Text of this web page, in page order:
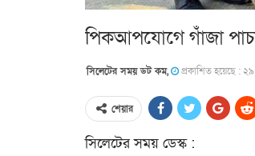
পিকআপযোগে গাঁজা
সিলেটের সময় ডট কম, প্রকাশিত হয়েছে :
শেয়ার
সিলেটের সময় ডেস্ক :